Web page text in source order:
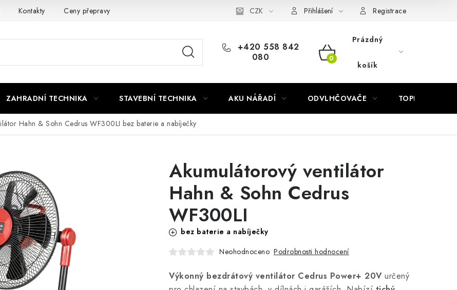
Kontakty Ceny přepravy Náhradní díly Könner & Söhnen Reklamační řád
CZK Přihlášení Registrace
+420 558 842
080
NÁKUPNÍ
Prázdný
košík
ZAHRADNÍ TECHNIKA STAVEBNÍ TECHNIKA AKU NÁŘADÍ ODVLHČOVAČE TOPIDLA
Hahn & Sohn Cedrus WF300LI bez baterie a nabíječky
Akumulátorový ventilátor
Hahn & Sohn Cedrus
WF300LI
bez baterie a nabíječky
Neohodnoceno Podrobnosti hodnocení
Výkonný bezdrátový ventilátor Cedrus Power+ 20Vurčený